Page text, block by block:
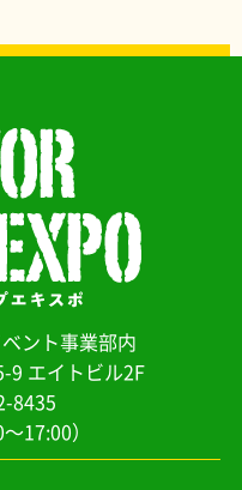
ント事業部内
9 エイトビル2F
8435
17:00）